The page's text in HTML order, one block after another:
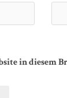
in diesem